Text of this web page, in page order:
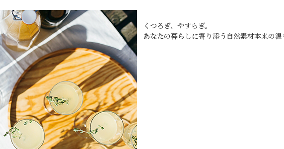
くつろぎ、やすらぎ。
あなたの暮らしに寄り添う自然素材本来の温
EDGE -エッジ-
Rustic -ラスティック-
会社案内
建築家との家づくりQ＆A